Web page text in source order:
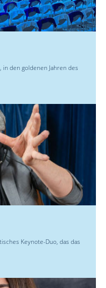
den goldenen Jahren des
Keynote-Duo, das das